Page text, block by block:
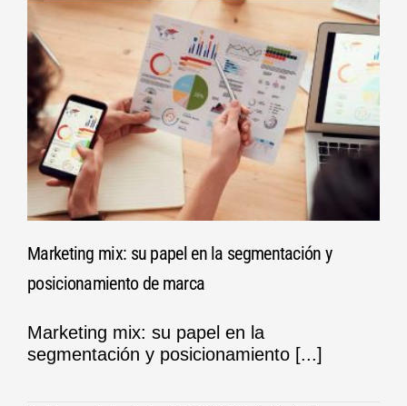
Marketing mix: su papel en la segmentación y
posicionamiento de marca
Marketing mix: su papel en la
segmentación y posicionamiento [...]